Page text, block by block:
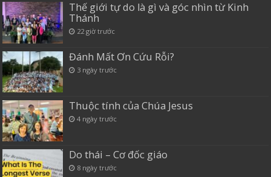
Thế giới tự do là gì và góc nhìn từ Kinh
Thánh
22 giờ trước
Đánh Mất Ơn Cứu Rỗi?
3 ngày trước
Thuộc tính của Chúa Jesus
4 ngày trước
Do thái – Cơ đốc giáo
8 ngày trước